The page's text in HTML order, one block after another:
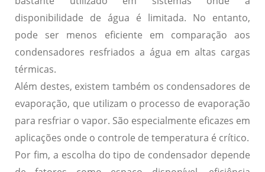
disponibilidade de água é limitada. No entanto,
pode ser menos eficiente em comparação aos
condensadores resfriados a água em altas cargas
térmicas.
Além destes, existem também os condensadores de
evaporação, que utilizam o processo de evaporação
para resfriar o vapor. São especialmente eficazes em
aplicações onde o controle de temperatura é crítico.
Por fim, a escolha do tipo de condensador depende